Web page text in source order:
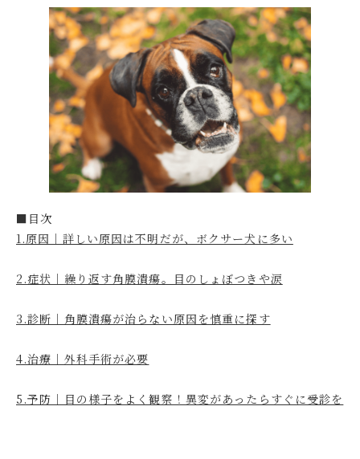
■目次
1.原因｜詳しい原因は不明だが、ボクサー犬に多い
2.症状｜繰り返す角膜潰瘍。目のしょぼつきや涙
3.診断｜角膜潰瘍が治らない原因を慎重に探す
4.治療｜外科手術が必要
5.予防｜目の様子をよく観察！異変があったらすぐに受診を